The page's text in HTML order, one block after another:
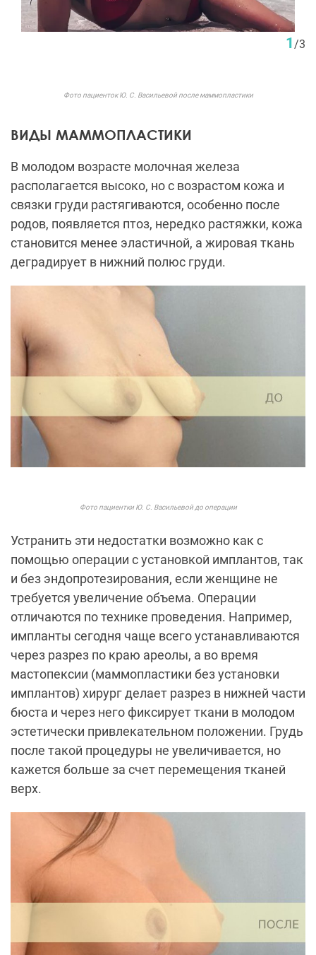
1 /3
Фото пациенток Ю. С. Васильевой после маммопластики
ВИДЫ МАММОПЛАСТИКИ
В молодом возрасте молочная железа
располагается высоко, но с возрастом кожа и
связки груди растягиваются, особенно после
родов, появляется птоз, нередко растяжки, кожа
становится менее эластичной, а жировая ткань
деградирует в нижний полюс груди.
Фото пациентки Ю. С. Васильевой до операции
Устранить эти недостатки возможно как с
помощью операции с установкой имплантов, так
и без эндопротезирования, если женщине не
требуется увеличение объема. Операции
отличаются по технике проведения. Например,
импланты сегодня чаще всего устанавливаются
через разрез по краю ареолы, а во время
мастопексии (маммопластики без установки
имплантов) хирург делает разрез в нижней части
бюста и через него фиксирует ткани в молодом
эстетически привлекательном положении. Грудь
после такой процедуры не увеличивается, но
кажется больше за счет перемещения тканей
верх.